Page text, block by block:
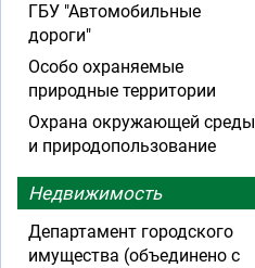
ГБУ "Автомобильные
дороги"
Особо охраняемые
природные территории
Охрана окружающей среды
и природопользование
Недвижимость
Департамент городского
имущества (объединено с